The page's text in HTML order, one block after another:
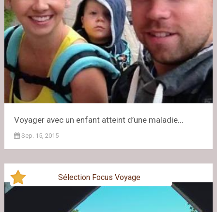
Voyager avec un enfant atteint d’une maladie...
Sep. 15, 2015
Sélection Focus Voyage